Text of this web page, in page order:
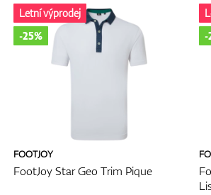
FOOTJOY
FootJoy Star Geo Trim Pique
Letní výprodej
-25%
-